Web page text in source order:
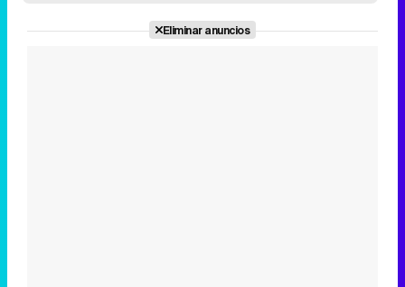
Eliminar anuncios